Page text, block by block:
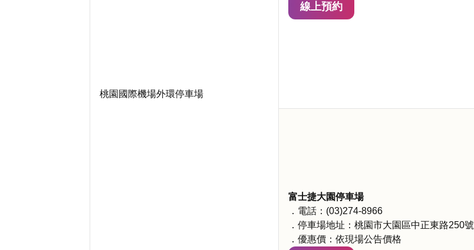
桃園國際機場外環停車場
線上預約
富士捷大園停車場
．電話：(03)274-8966
．停車場地址：桃園市大園區中正東路250號
．優惠價：依現場公告價格